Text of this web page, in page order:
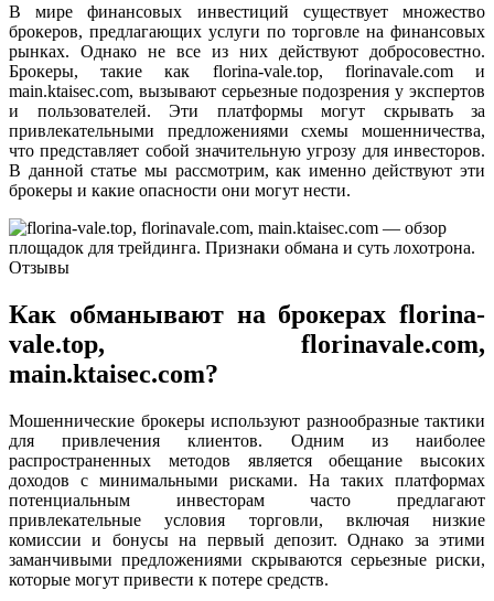
В мире финансовых инвестиций существует множество
брокеров, предлагающих услуги по торговле на финансовых
рынках. Однако не все из них действуют добросовестно.
Брокеры, такие как florina-vale.top, florinavale.com и
main.ktaisec.com, вызывают серьезные подозрения у экспертов
и пользователей. Эти платформы могут скрывать за
привлекательными предложениями схемы мошенничества,
что представляет собой значительную угрозу для инвесторов.
В данной статье мы рассмотрим, как именно действуют эти
брокеры и какие опасности они могут нести.
Как обманывают на брокерах florina-
vale.top, florinavale.com,
main.ktaisec.com?
Мошеннические брокеры используют разнообразные тактики
для привлечения клиентов. Одним из наиболее
распространенных методов является обещание высоких
доходов с минимальными рисками. На таких платформах
потенциальным инвесторам часто предлагают
привлекательные условия торговли, включая низкие
комиссии и бонусы на первый депозит. Однако за этими
заманчивыми предложениями скрываются серьезные риски,
которые могут привести к потере средств.